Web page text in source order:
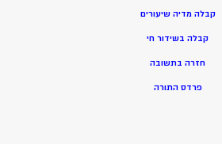
קבלה מדיה שיעורים
קבלה בשידור חי
חזרה בתשובה
פרדס התורה